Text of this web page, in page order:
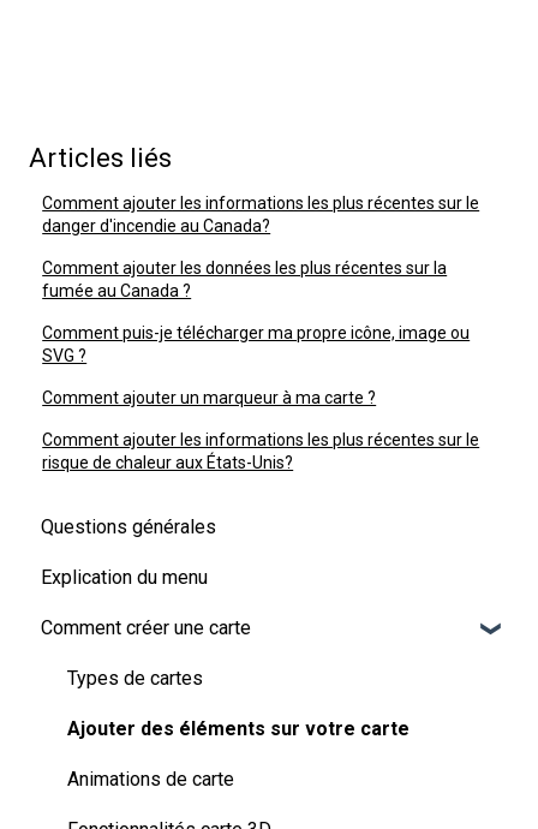
Articles liés
Comment ajouter les informations les plus récentes sur le
danger d'incendie au Canada?
Comment ajouter les données les plus récentes sur la
fumée au Canada ?
Comment puis-je télécharger ma propre icône, image ou
SVG ?
Comment ajouter un marqueur à ma carte ?
Comment ajouter les informations les plus récentes sur le
risque de chaleur aux États-Unis?
Questions générales
Explication du menu
Comment créer une carte
Types de cartes
Ajouter des éléments sur votre carte
Animations de carte